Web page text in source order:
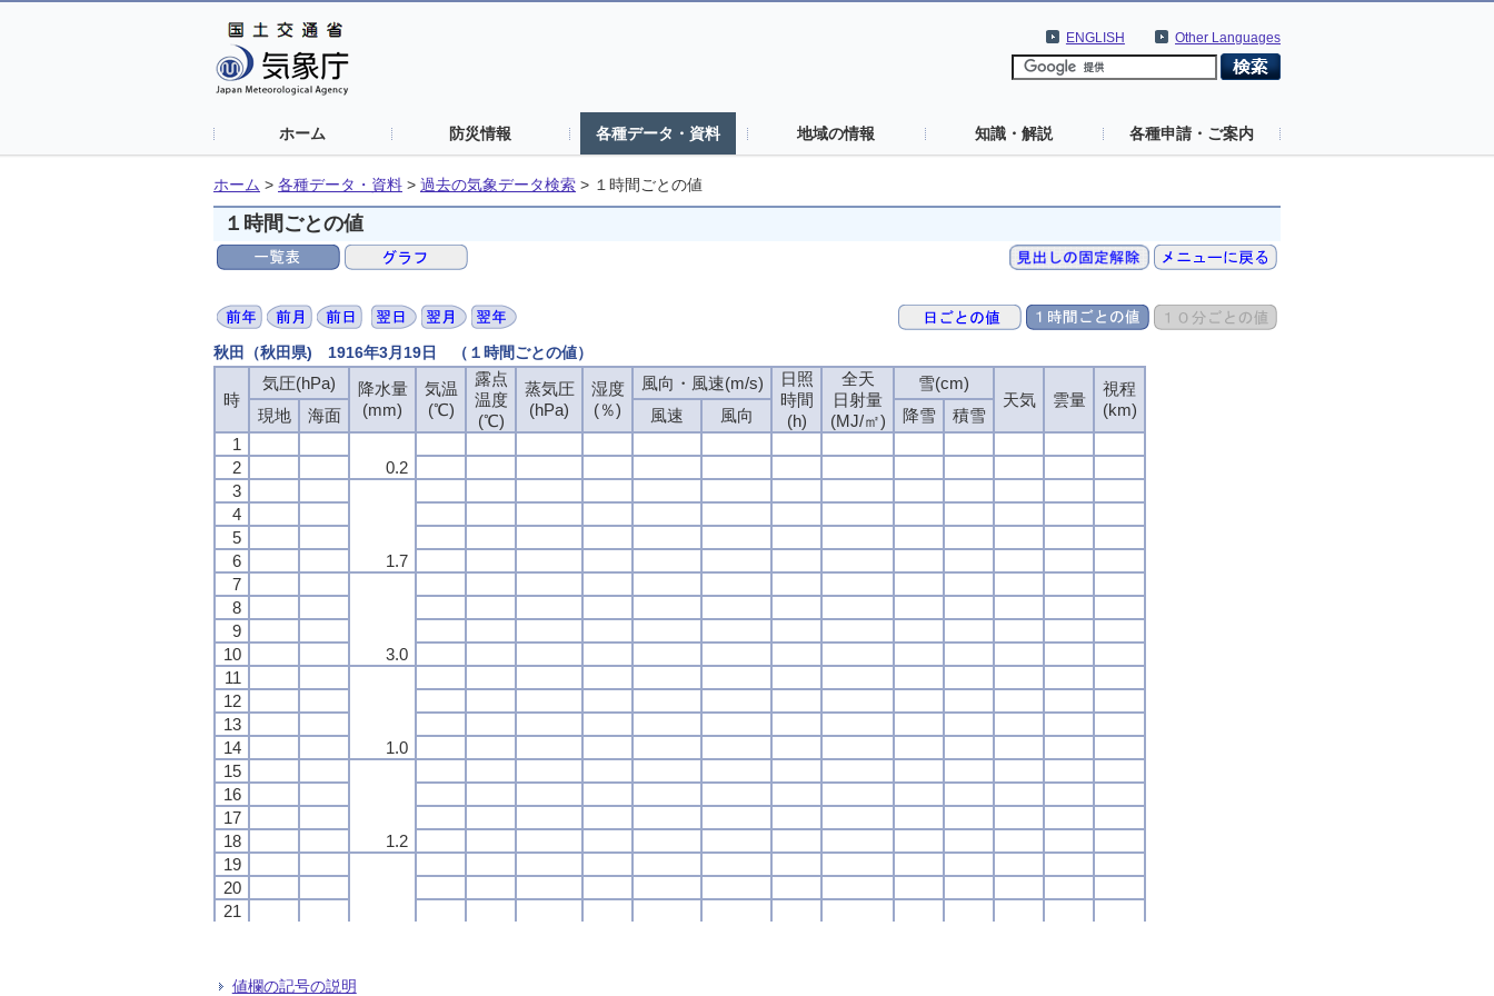
Other Languages
ENGLISH
ホーム 防災情報 各種データ・資料 地域の情報 知識・解説 各種申請・ご案内
ホーム > 各種データ・資料 > 過去の気象データ検索 > １時間ごとの値
１時間ごとの値
秋田（秋田県) 1916年3月19日 （１時間ごとの値）
時
気圧(hPa)
降水量
(mm)
気温
(℃)
露点
温度
(℃)
蒸気圧
(hPa)
湿度
(％)
風向・風速(m/s)
日照
時間
(h)
全天
日射量
(MJ/㎡)
雪(cm)
天気
雲量
視程
(km)
現地 海面 風速 風向 降雪
積雪
1
0.2
2
3
1.7
4
5
6
7
3.0
8
9
10
11
1.0
12
13
14
15
1.2
16
17
18
19
20
21
24
時
気圧(hPa)
降水量
(mm)
気温
(℃)
露点
温度
(℃)
蒸気圧
(hPa)
湿度
(％)
風向・風速(m/s)
日照
時間
(h)
全天
日射量
(MJ/㎡)
雪(cm)
天気
雲量
視程
(km)
現地 海面 風速 風向 降雪
積雪
1
0.2
2
3
1.7
4
5
6
7
3.0
8
9
10
11
1.0
12
13
14
15
1.2
16
17
18
19
20
21
24
時
気圧(hPa)
降水量
(mm)
気温
(℃)
露点
温度
(℃)
蒸気圧
(hPa)
湿度
(％)
風向・風速(m/s)
日照
時間
(h)
全天
日射量
(MJ/㎡)
雪(cm)
天気
雲量
視程
(km)
現地 海面 風速 風向 降雪
積雪
1
0.2
2
3
1.7
4
5
6
7
3.0
8
9
10
11
1.0
12
13
14
15
1.2
16
17
18
19
20
21
24
時
気圧(hPa)
降水量
(mm)
気温
(℃)
露点
温度
(℃)
蒸気圧
(hPa)
湿度
(％)
風向・風速(m/s)
日照
時間
(h)
全天
日射量
(MJ/㎡)
雪(cm)
天気
雲量
視程
(km)
現地 海面 風速 風向 降雪
積雪
1
0.2
2
3
1.7
4
5
6
7
3.0
8
9
10
11
1.0
12
13
14
15
1.2
16
17
18
19
20
21
24
値欄の記号の説明